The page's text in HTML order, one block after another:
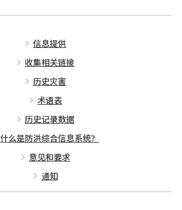
信息提供
收集相关链接
历史灾害
术语表
历史记录数据
什么是防洪综合信息系统？
意见和要求
通知